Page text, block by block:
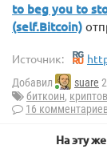
to beg you to
(self.Bitcoin)
Источник:
Добавил suare
биткоин,
16
На эту